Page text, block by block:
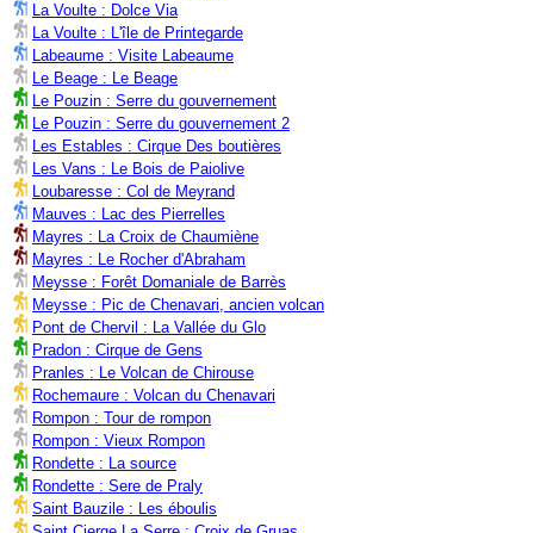
La Voulte : Dolce Via
La Voulte : L'île de Printegarde
Labeaume : Visite Labeaume
Le Beage : Le Beage
Le Pouzin : Serre du gouvernement
Le Pouzin : Serre du gouvernement 2
Les Estables : Cirque Des boutières
Les Vans : Le Bois de Paiolive
Loubaresse : Col de Meyrand
Mauves : Lac des Pierrelles
Mayres : La Croix de Chaumiène
Mayres : Le Rocher d'Abraham
Meysse : Forêt Domaniale de Barrès
Meysse : Pic de Chenavari, ancien volcan
Pont de Chervil : La Vallée du Glo
Pradon : Cirque de Gens
Pranles : Le Volcan de Chirouse
Rochemaure : Volcan du Chenavari
Rompon : Tour de rompon
Rompon : Vieux Rompon
Rondette : La source
Rondette : Sere de Praly
Saint Bauzile : Les éboulis